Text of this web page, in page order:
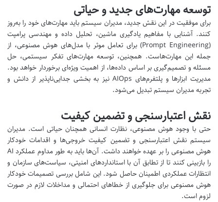
توسعه مهارت‌های جدید و حیاتی
برای موفقیت در این نقش جدید، مدیران سیستم باید مهارت‌های خود را به‌روز
کنند. آشنایی با مفاهیم یادگیری ماشین، تحلیل داده و مهندسی پرامپت
(Prompt Engineering) برای تعامل موثر با مدل‌های هوش مصنوعی، از
جمله این مهارت‌هاست. همچنین، توسعه مهارت‌های تفکر سیستمی، حل
مسئله و تصمیم‌گیری بر اساس داده‌ها، از اهمیت ویژه‌ای برخوردار خواهد بود.
مدیریت ابزارها و پلتفرم‌های AIOps نیز به بخشی جدایی‌ناپذیر از دانش و
تجربه مدیران سیستم تبدیل می‌شود.
نقش اعتبارسنجی و تضمین کیفیت
حتی با وجود هوش مصنوعی، نظارت انسانی همچنان حیاتی است. مدیران
سیستم نقش اعتبارسنجی و تضمین کیفیت خروجی‌ها و اقدامات خودکار
هوش مصنوعی را بر عهده خواهند داشت. آن‌ها باید به طور مداوم عملکرد AI
را بازبینی کنند تا از تطابق آن با استانداردهای امنیتی، سیاست‌های سازمان و
انتظارات عملکردی اطمینان حاصل شود. این شامل بررسی تصمیمات خودکار
هوش مصنوعی برای جلوگیری از خطاهای احتمالی و مداخلات لازم در صورت
لزوم است.